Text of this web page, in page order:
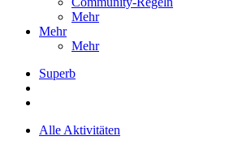
Mehr
Mehr
Mehr
Superb
Alle Aktivitäten